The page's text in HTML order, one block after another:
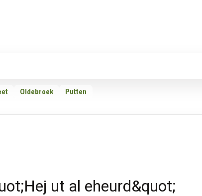
Oldebroek Putten
ut al eheurd&quot;